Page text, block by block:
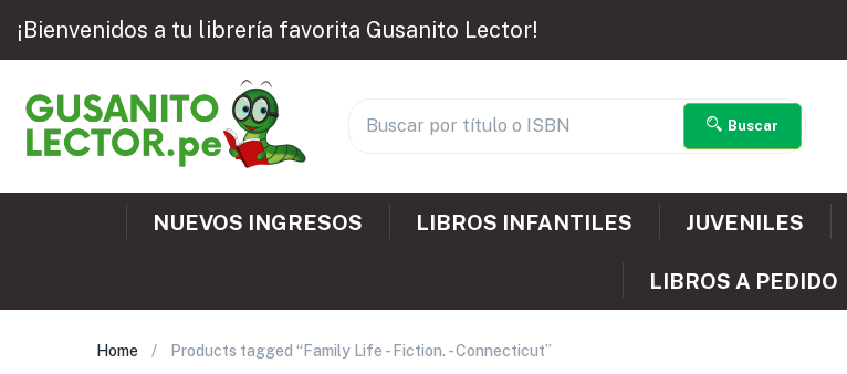
¡Bienvenidos a tu librería favorita Gusanito Lector!
Buscar
NUEVOS INGRESOS LIBROS INFANTILES JUVENILES
LIBROS A PEDIDO
Home Products tagged “Family Life - Fiction. - Connecticut”